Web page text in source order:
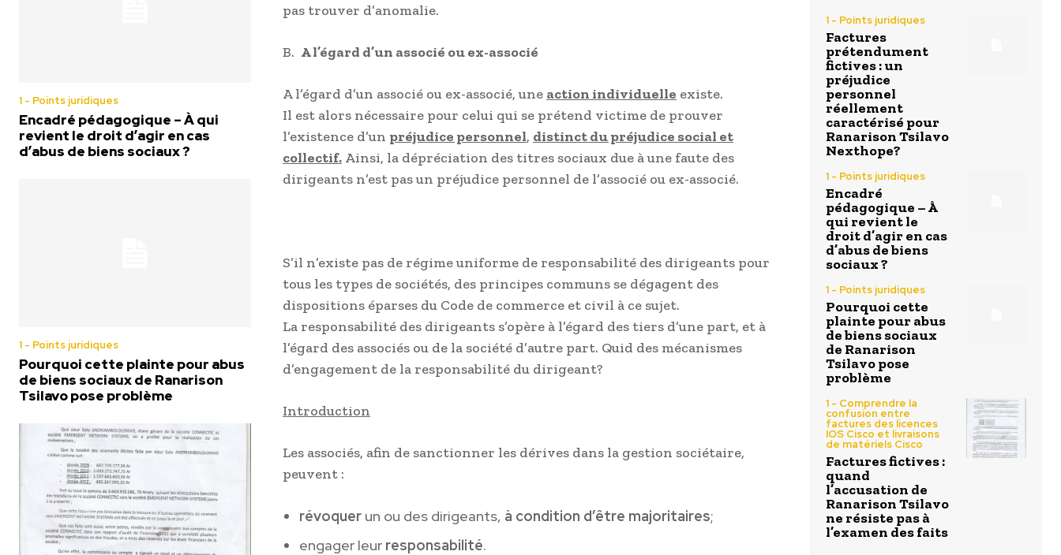
1 - Points juridiques
Encadré pédagogique – À qui
revient le droit d’agir en cas
d’abus de biens sociaux ?
1 - Points juridiques
Pourquoi cette plainte pour abus
de biens sociaux de Ranarison
Tsilavo pose problème
pas trouver d’anomalie.
B. A l’égard d’un associé ou ex-associé
A l’égard d’un associé ou ex-associé, une action individuelle existe.
Il est alors nécessaire pour celui qui se prétend victime de prouver
l’existence d’un préjudice personnel, distinct du préjudice social et
collectif. Ainsi, la dépréciation des titres sociaux due à une faute des
dirigeants n’est pas un préjudice personnel de l’associé ou ex-associé.
S’il n’existe pas de régime uniforme de responsabilité des dirigeants pour
tous les types de sociétés, des principes communs se dégagent des
dispositions éparses du Code de commerce et civil à ce sujet.
La responsabilité des dirigeants s’opère à l’égard des tiers d’une part, et à
l’égard des associés ou de la société d’autre part. Quid des mécanismes
d’engagement de la responsabilité du dirigeant?
Introduction
Les associés, afin de sanctionner les dérives dans la gestion sociétaire,
peuvent :
révoquer un ou des dirigeants, à condition d’être majoritaires;
engager leur responsabilité.
1 - Points juridiques
Factures
prétendument
fictives : un
préjudice
personnel
réellement
caractérisé pour
Ranarison Tsilavo
Nexthope?
1 - Points juridiques
Encadré
pédagogique – À
qui revient le
droit d’agir en cas
d’abus de biens
sociaux ?
1 - Points juridiques
Pourquoi cette
plainte pour abus
de biens sociaux
de Ranarison
Tsilavo pose
problème
1 - Comprendre la
confusion entre
factures des licences
IOS Cisco et livraisons
de matériels Cisco
Factures fictives :
quand
l’accusation de
Ranarison Tsilavo
ne résiste pas à
l’examen des faits